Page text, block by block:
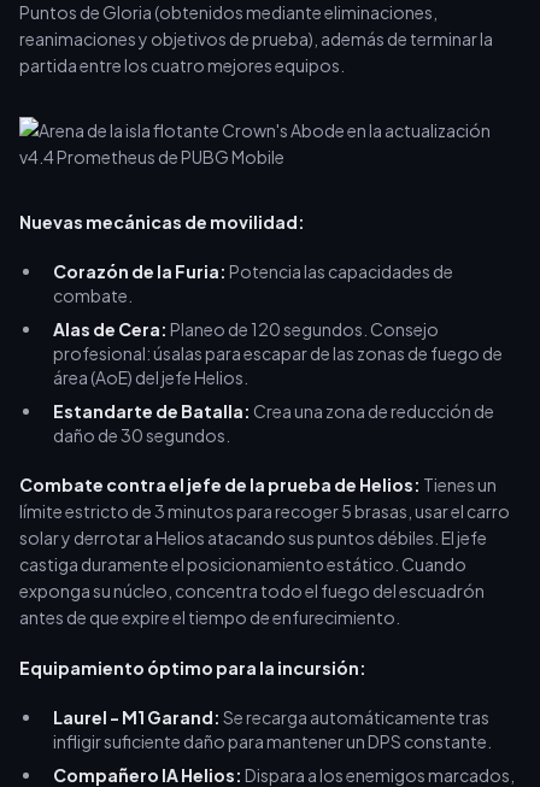
Puntos de Gloria (obtenidos mediante eliminaciones,
reanimaciones y objetivos de prueba), además de terminar la
partida entre los cuatro mejores equipos.
Nuevas mecánicas de movilidad:
Corazón de la Furia: Potencia las capacidades de
combate.
Alas de Cera: Planeo de 120 segundos. Consejo
profesional: úsalas para escapar de las zonas de fuego de
área (AoE) del jefe Helios.
Estandarte de Batalla: Crea una zona de reducción de
daño de 30 segundos.
Combate contra el jefe de la prueba de Helios: Tienes un
límite estricto de 3 minutos para recoger 5 brasas, usar el carro
solar y derrotar a Helios atacando sus puntos débiles. El jefe
castiga duramente el posicionamiento estático. Cuando
exponga su núcleo, concentra todo el fuego del escuadrón
antes de que expire el tiempo de enfurecimiento.
Equipamiento óptimo para la incursión:
Laurel - M1 Garand: Se recarga automáticamente tras
infligir suficiente daño para mantener un DPS constante.
Compañero IA Helios: Dispara a los enemigos marcados,